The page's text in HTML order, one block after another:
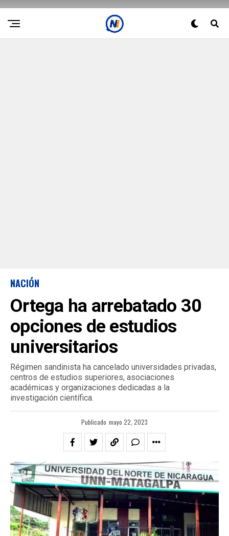
NACIÓN
Ortega ha arrebatado 30
opciones de estudios
universitarios
Régimen sandinista ha cancelado universidades privadas,
centros de estudios superiores, asociaciones
académicas y organizaciones dedicadas a la
investigación científica.
Publicado mayo 22, 2023